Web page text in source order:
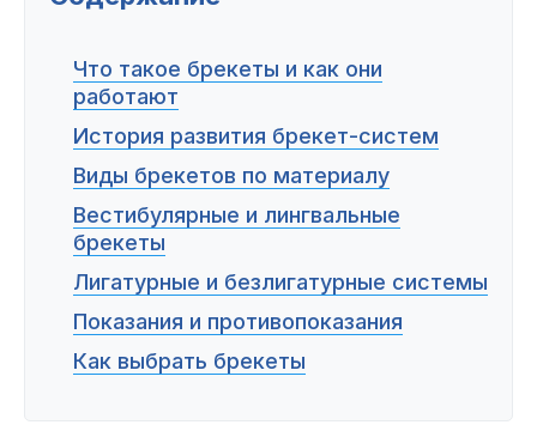
Чистка
Диагностика Лечение десен
Все услуги (16 категорий)
Химки Ленинский Чертановская
Центр доктора
Все клиники и франшизы (10)
Работы
Отзывы
Акции
Пациентам
Что такое брекеты и как они
работают
История развития брекет-систем
Виды брекетов по материалу
Вестибулярные и лингвальные
брекеты
Лигатурные и безлигатурные системы
Показания и противопоказания
Как выбрать брекеты